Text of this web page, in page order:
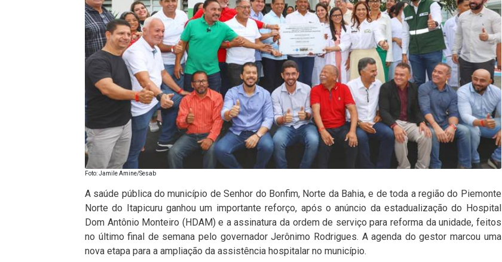
Foto: Jamile Amine/Sesab
A saúde pública do município de Senhor do Bonfim, Norte da Bahia, e de toda a região do Piemonte
Norte do Itapicuru ganhou um importante reforço, após o anúncio da estadualização do Hospital
Dom Antônio Monteiro (HDAM) e a assinatura da ordem de serviço para reforma da unidade, feitos
no último final de semana pelo governador Jerônimo Rodrigues. A agenda do gestor marcou uma
nova etapa para a ampliação da assistência hospitalar no município.